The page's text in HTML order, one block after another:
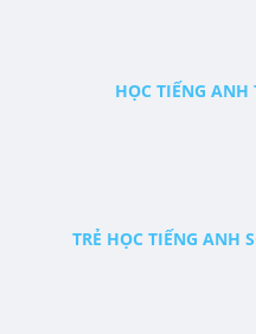
HỌC TIẾNG
TRẺ HỌC TIẾNG ANH